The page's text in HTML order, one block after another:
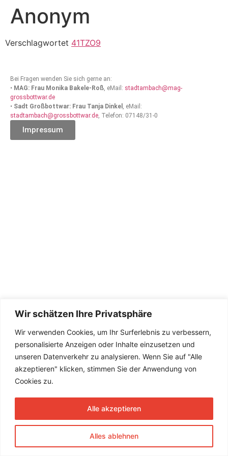
Wir schätzen Ihre Privatsphäre
Wir verwenden Cookies, um Ihr Surferlebnis zu verbessern,
personalisierte Anzeigen oder Inhalte einzusetzen und
unseren Datenverkehr zu analysieren. Wenn Sie auf "Alle
akzeptieren" klicken, stimmen Sie der Anwendung von
Cookies zu.
Alles ablehnen
Alle akzeptieren
Anonym
Verschlagwortet 41TZO9
Bei Fragen wenden Sie sich gerne an:
• MAG: Frau Monika Bakele-Roß, eMail: stadtambach@mag-
grossbottwar.de
• Sadt Großbottwar: Frau Tanja Dinkel , eMail:
stadtambach@grossbottwar.de, Telefon: 07148/31-0
Impressum